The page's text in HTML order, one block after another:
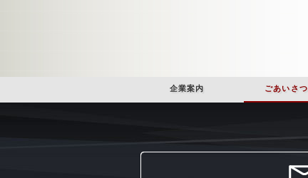
企業案内 ごあいさつ